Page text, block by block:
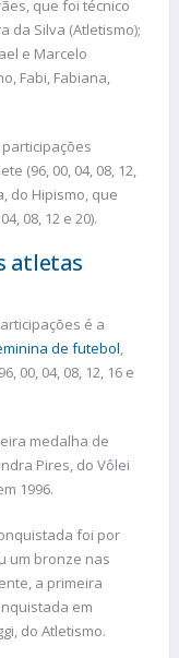
que foi técnico
da Silva (Atletismo);
e Marcelo
Fabi, Fabiana,
(96, 00, 04, 08, 12,
do Hipismo, que
08, 12 e 20).
atletas
é a
de futebol,
00, 04, 08, 12, 16 e
medalha de
Pires, do Vôlei
1996.
foi por
um bronze nas
a primeira
em
do Atletismo.